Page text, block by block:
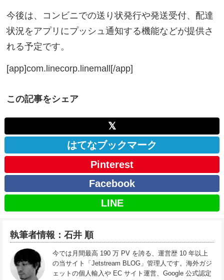
今後は、コンビニでの送り状発行や発送受付、配達
状況をアプリにプッシュ通知する機能などが提供さ
れる予定です。
[app]com.linecorp.linemall[/app]
この記事をシェア
𝕏
はてなブックマーク
Pinterest
Facebook
LINE
執筆者情報：石井 順
今では月間最高 190 万 PV を誇る、運営歴 10 年以上
の当サイト「Jetstream BLOG」管理人です。海外ガジ
ェットの個人輸入や EC サイト運営、Google 公式認定